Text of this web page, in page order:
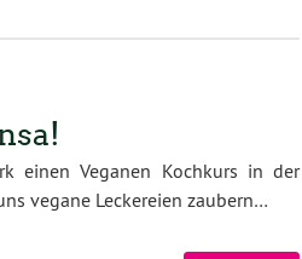
einen Veganen Kochkurs in der
vegane Leckereien zaubern…